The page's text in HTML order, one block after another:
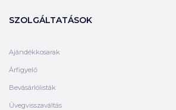
SZOLGÁLTATÁSOK
Ajándékkosarak
Árfigyelő
Bevásárlólisták
Üvegvisszaváltás